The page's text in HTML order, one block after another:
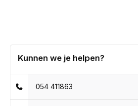
Kunnen we je helpen?
054 411863